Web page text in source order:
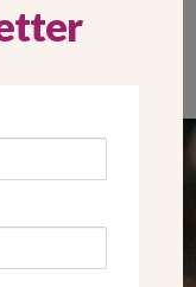
et numérotés